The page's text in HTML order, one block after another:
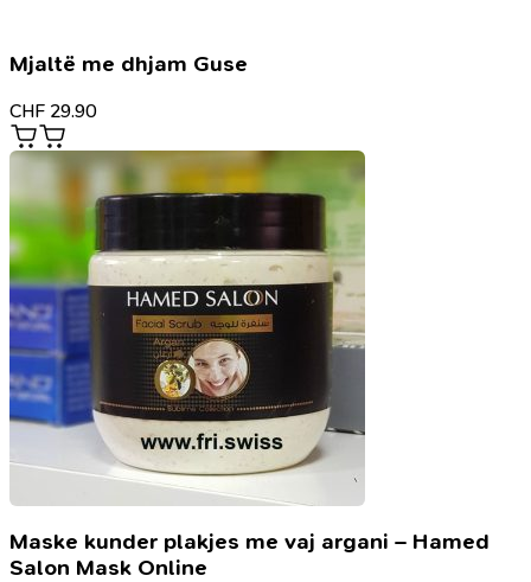
Mjaltë me dhjam Guse
CHF 29.90
Maske kunder plakjes me vaj argani – Hamed
Salon Mask Online